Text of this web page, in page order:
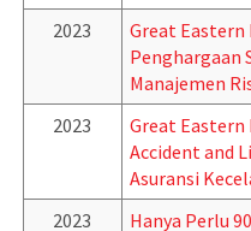
2023
Great Eastern
Penghargaan
Manajemen
2023
Great Eastern
Accident and
Asuransi
2023
Hanya Perlu